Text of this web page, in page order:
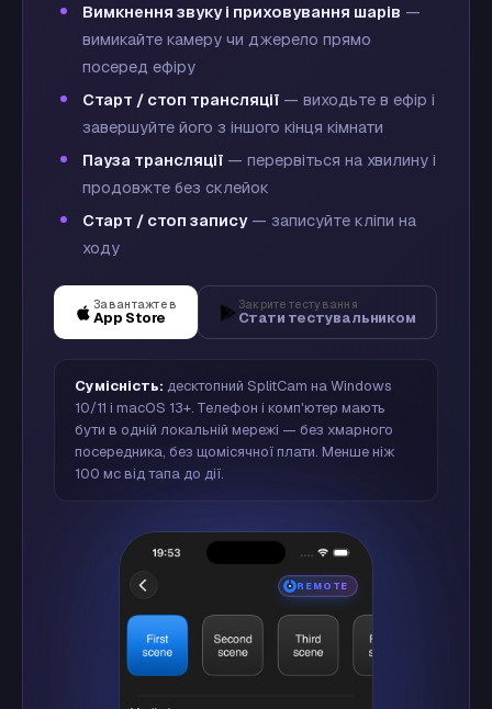
Вимкнення звуку і приховування шарів —
вимикайте камеру чи джерело прямо
посеред ефіру
Старт / стоп трансляції — виходьте в ефір і
завершуйте його з іншого кінця кімнати
Пауза трансляції — перервіться на хвилину і
продовжте без склейок
Старт / стоп запису— записуйте кліпи на
ходу
Завантажте в
App Store
Закрите тестування
Стати тестувальником
Сумісність: десктопний SplitCam на Windows
10/11 і macOS 13+. Телефон і комп'ютер мають
бути в одній локальній мережі — без хмарного
посередника, без щомісячної плати. Менше ніж
100 мс від тапа до дії.
REMOTE